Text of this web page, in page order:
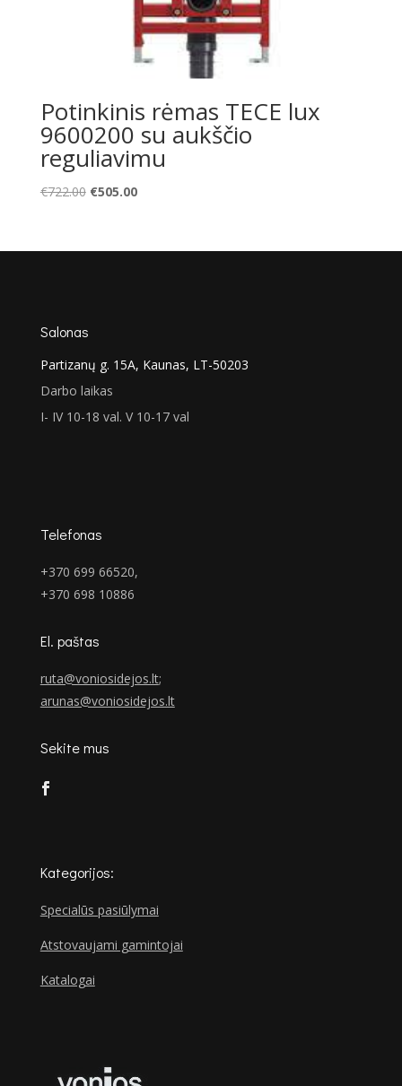
Potinkinis rėmas TECE lux
9600200 su aukščio
reguliavimu
€722.00 Original
€722.00.
€505.00Current
€505.00.
Salonas
Partizanų g. 15A, Kaunas, LT-50203
Darbo laikas
I- IV 10-18 val. V 10-17 val
Telefonas
+370 699 66520,
+370 698 10886
El. paštas
ruta@voniosidejos.lt;
arunas@voniosidejos.lt
Sekite mus
Kategorijos:
Specialūs pasiūlymai
Atstovaujami gamintojai
Katalogai